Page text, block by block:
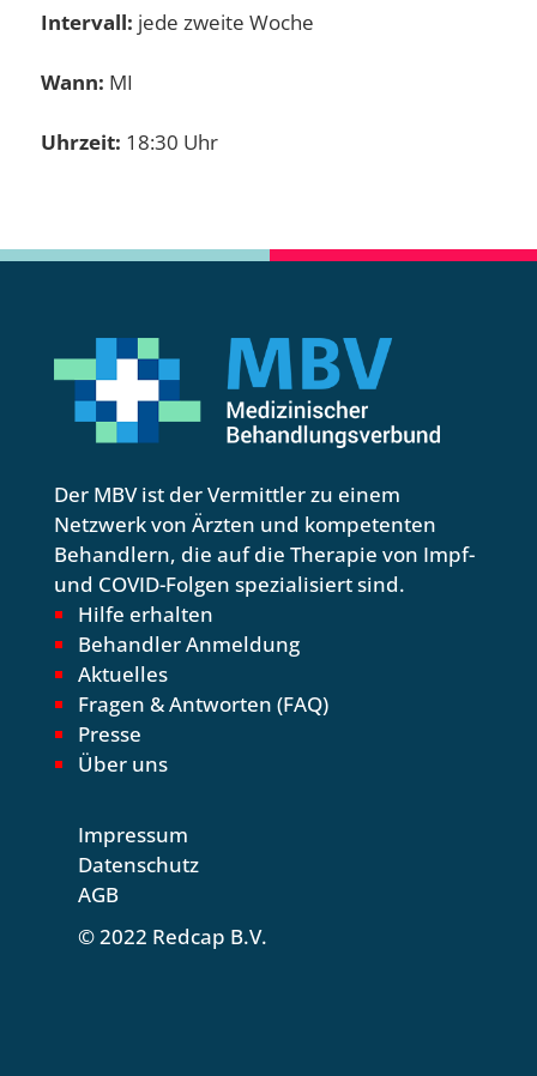
Intervall: jede zweite Woche
Wann: MI
Uhrzeit: 18:30 Uhr
Der MBV ist der Vermittler zu einem
Netzwerk von Ärzten und kompetenten
Behandlern, die auf die Therapie von Impf-
und COVID-Folgen spezialisiert sind.
Hilfe erhalten
Behandler Anmeldung
Aktuelles
Fragen & Antworten (FAQ)
Presse
Über uns
Impressum
Datenschutz
AGB
© 2022 Redcap B.V.